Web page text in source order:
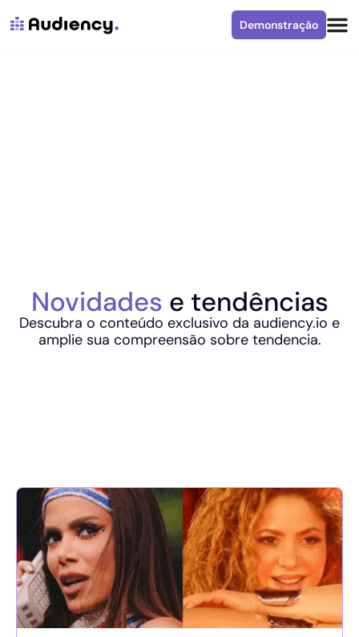
Demonstração
Novidades e tendências
Descubra o conteúdo exclusivo da audiency.io e
amplie sua compreensão sobre tendencia.